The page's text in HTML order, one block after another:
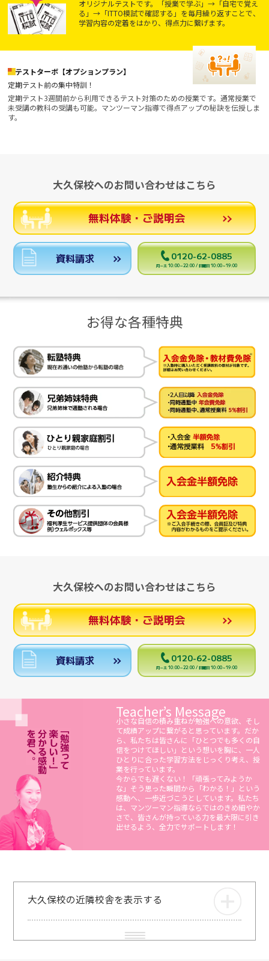
オリジナルテストです。「授業で学ぶ」→「自宅で覚え
る」→「ITTO模試で確認する」を毎月繰り返すことで、
学習内容の定着をはかり、得点力に繋げます。
テストターボ【オプションプラン】
定期テスト前の集中特訓！
定期テスト3週間前から利用できるテスト対策のための授業です。通常授業で
未受講の教科の受講も可能。マンツーマン指導で得点アップの秘訣を伝授しま
す。
大久保校へのお問い合わせはこちら
無料体験・ご説明会
資料請求 0120-62-0885
月～土 10:00～22:00 / 日曜日 10:00～19:00
お得な各種特典
大久保校へのお問い合わせはこちら
無料体験・ご説明会
資料請求 0120-62-0885
月～土 10:00～22:00 / 日曜日 10:00～19:00
Teacher’s Message
小さな自信の積み重ねが勉強への意欲、そし
て成績アップに繋がると思っています。だか
ら、私たちは皆さんに「ひとつでも多くの自
信をつけてほしい」という想いを胸に、一人
ひとりに合った学習方法をじっくり考え、授
業を行っています。
今からでも遅くない！「頑張ってみようか
な」そう思った瞬間から「わかる！」という
感動へ、一歩近づこうとしています。私たち
は、マンツーマン指導ならではのきめ細やか
さで、皆さんが持っている力を最大限に引き
出せるよう、全力でサポートします！
大久保校の近隣校舎を表示する